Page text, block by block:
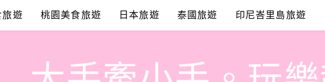
旅遊 桃園美食旅遊 日本旅遊 泰國旅遊 印尼峇里島旅遊